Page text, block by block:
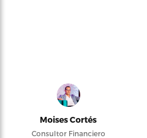
Moises Cortés
Consultor Financiero